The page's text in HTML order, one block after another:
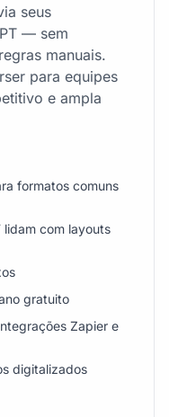
seus
— sem
manuais.
para equipes
e ampla
formatos comuns
lidam com layouts
gratuito
Zapier e
digitalizados